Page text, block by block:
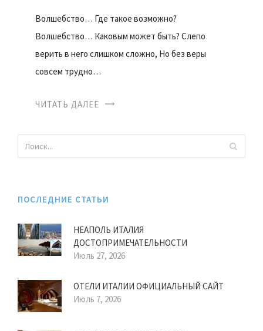
Волшебство… Где такое возможно?
Волшебство… Каковым может быть? Слепо
верить в него слишком сложно, Но без веры
совсем трудно…
ЧИТАТЬ ДАЛЕЕ
ПОСЛЕДНИЕ СТАТЬИ
НЕАПОЛЬ ИТАЛИЯ
ДОСТОПРИМЕЧАТЕЛЬНОСТИ
Июль 27, 2026
ОТЕЛИ ИТАЛИИ ОФИЦИАЛЬНЫЙ САЙТ
Июль 7, 2026